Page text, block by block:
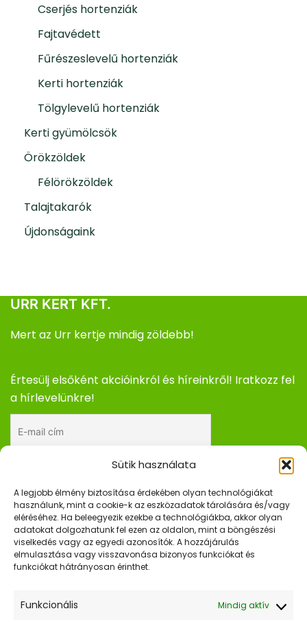
Sütik használata
A legjobb élmény biztosítása érdekében olyan technológiákat
használunk, mint a cookie-k az eszközadatok tárolására és/vagy
eléréséhez. Ha beleegyezik ezekbe a technológiákba, akkor olyan
adatokat dolgozhatunk fel ezen az oldalon, mint a böngészési
viselkedés vagy az egyedi azonosítók. A hozzájárulás
elmulasztása vagy visszavonása bizonyos funkciókat és
funkciókat hátrányosan érinthet.
Funkcionális Mindig aktív
Cserjés hortenziák
Fajtavédett
Fűrészeslevelű hortenziák
Kerti hortenziák
Tölgylevelű hortenziák
Kerti gyümölcsök
Örökzöldek
Félörökzöldek
Talajtakarók
Újdonságaink
URR KERT KFT.
Mert az Urr kertje mindig zöldebb!
Értesülj elsőként akcióinkról és híreinkről! Iratkozz fel
a hírlevelünkre!
Elfogadom az adatkezelési tájékoztatót.
Gyors Linkek
Kezdőlap